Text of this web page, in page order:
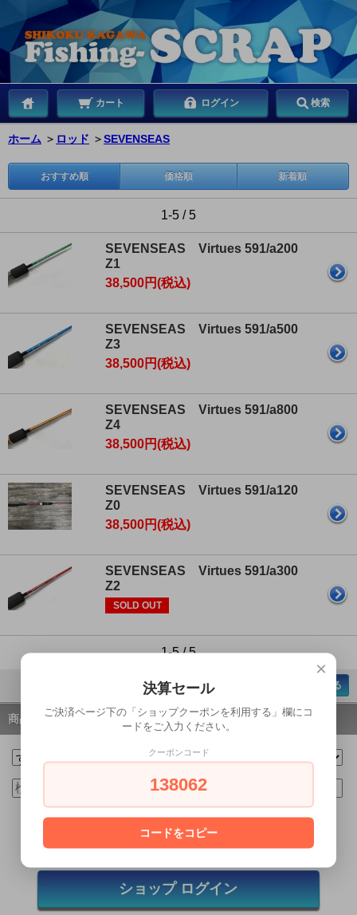
カート ログイン 検索
ホーム ＞ ロッド ＞SEVENSEAS
おすすめ順 価格順 新着順
1-5 / 5
SEVENSEAS Virtues 591/a200
Z1
38,500円(税込)
SEVENSEAS Virtues 591/a500
Z3
38,500円(税込)
SEVENSEAS Virtues 591/a800
Z4
38,500円(税込)
SEVENSEAS Virtues 591/a120
Z0
38,500円(税込)
SEVENSEAS Virtues 591/a300
Z2
SOLD OUT
1-5 / 5
ページの先頭へ戻る
商品検索
ショップ ログイン
×
決算セール
ご決済ページ下の「ショップクーポンを利用する」欄にコ
ードをご入力ください。
クーポンコード
138062
コードをコピー